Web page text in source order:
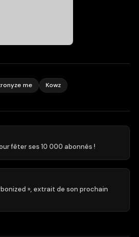
me Kowz
fêter ses 10 000 abonnés !
», extrait de son prochain